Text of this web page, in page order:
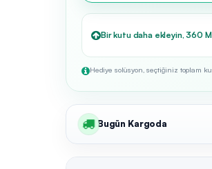
Bir kutu daha ekleyin, 360
Hediye solüsyon, seçtiğiniz toplam
Bugün Kargoda